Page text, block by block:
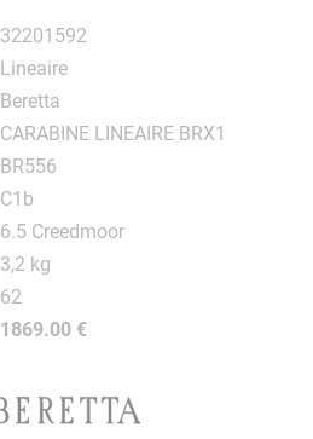
32201592
Lineaire
Beretta
CARABINE LINEAIRE BRX1
BR556
C1b
6.5 Creedmoor
3,2 kg
62
1869.00 €